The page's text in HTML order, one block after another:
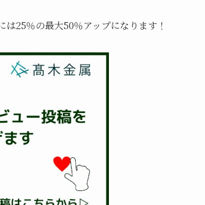
は25％の最大50％アップになります！